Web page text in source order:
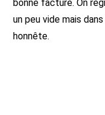
bonne facture. On
un peu vide mais
honnête.